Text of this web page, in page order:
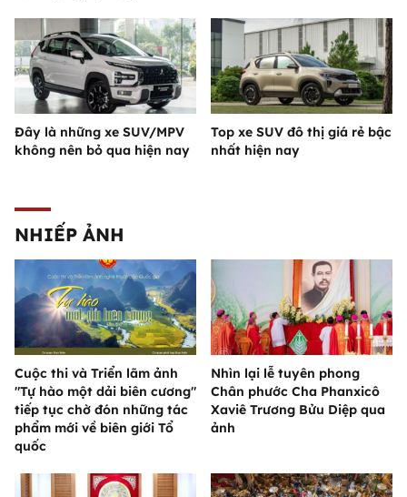
Đây là những xe SUV/MPV
không nên bỏ qua hiện nay
Top xe SUV đô thị giá rẻ bậc
nhất hiện nay
NHIẾP ẢNH
Cuộc thi và Triển lãm ảnh
"Tự hào một dải biên cương"
tiếp tục chờ đón những tác
phẩm mới về biên giới Tổ
quốc
Nhìn lại lễ tuyên phong
Chân phước Cha Phanxicô
Xaviê Trương Bửu Diệp qua
ảnh